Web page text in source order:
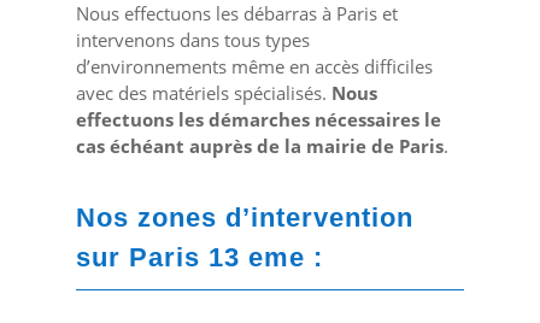
Nous effectuons les débarras à Paris et
intervenons dans tous types
d’environnements même en accès difficiles
avec des matériels spécialisés. Nous
effectuons les démarches nécessaires le
cas échéant auprès de la mairie de Paris.
Nos zones d’intervention
sur Paris 13 eme :